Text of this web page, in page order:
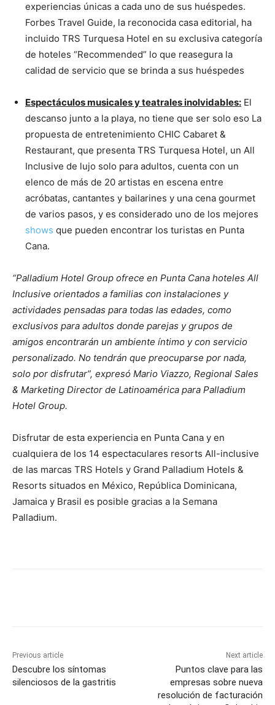
experiencias únicas a cada uno de sus huéspedes.
Forbes Travel Guide, la reconocida casa editorial, ha
incluido TRS Turquesa Hotel en su exclusiva categoría
de hoteles “Recommended” lo que reasegura la
calidad de servicio que se brinda a sus huéspedes
Espectáculos musicales y teatrales inolvidables: El
descanso junto a la playa, no tiene que ser solo eso La
propuesta de entretenimiento CHIC Cabaret &
Restaurant, que presenta TRS Turquesa Hotel, un All
Inclusive de lujo solo para adultos, cuenta con un
elenco de más de 20 artistas en escena entre
acróbatas, cantantes y bailarines y una cena gourmet
de varios pasos, y es considerado uno de los mejores
shows que pueden encontrar los turistas en Punta
Cana.
“Palladium Hotel Group ofrece en Punta Cana hoteles All
Inclusive orientados a familias con instalaciones y
actividades pensadas para todas las edades, como
exclusivos para adultos donde parejas y grupos de
amigos encontrarán un ambiente íntimo y con servicio
personalizado. No tendrán que preocuparse por nada,
solo por disfrutar”, expresó Mario Viazzo, Regional Sales
& Marketing Director de Latinoamérica para Palladium
Hotel Group.
Disfrutar de esta experiencia en Punta Cana y en
cualquiera de los 14 espectaculares resorts All-inclusive
de las marcas TRS Hotels y Grand Palladium Hotels &
Resorts situados en México, República Dominicana,
Jamaica y Brasil es posible gracias a la Semana
Palladium.
Previous article
Descubre los síntomas
silenciosos de la gastritis
Next article
Puntos clave para las
empresas sobre nueva
resolución de facturación